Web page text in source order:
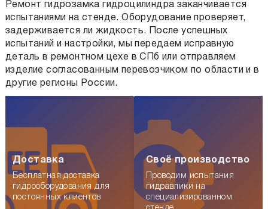
Ремонт гидрозамка гидроцилиндра заканчивается
испытаниями на стенде. Оборудование проверяет,
задерживается ли жидкость. После успешных
испытаний и настройки, мы передаем исправную
деталь в ремонтном цехе в СПб или отправляем
изделие согласованным перевозчиком по области и в
другие регионы России.
Доставка
Бесплатная доставка
гидрооборудования для
постоянных клиентов
Своё производство
Проводим испытания
гидравлики на
специализированном